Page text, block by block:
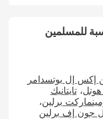
للمسلمين
إكس إل بوتسدامر
تايتانيك
برلين
جون إف برلين